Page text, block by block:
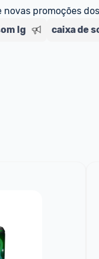
novas promoções
lg caixa de